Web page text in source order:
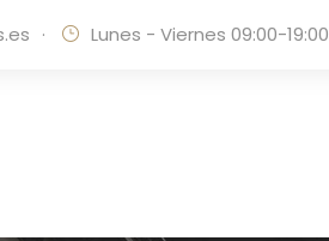
· Lunes - Viernes 09:00-19:00